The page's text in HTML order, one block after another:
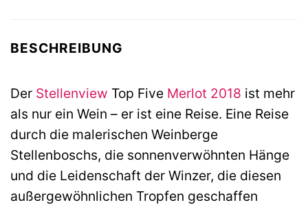
BESCHREIBUNG
Der Stellenview Top Five Merlot 2018 ist mehr
als nur ein Wein – er ist eine Reise. Eine Reise
durch die malerischen Weinberge
Stellenboschs, die sonnenverwöhnten Hänge
und die Leidenschaft der Winzer, die diesen
außergewöhnlichen Tropfen geschaffen